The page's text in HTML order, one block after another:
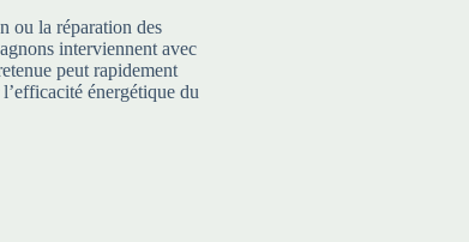
ou la réparation des
interviennent avec
peut rapidement
énergétique du